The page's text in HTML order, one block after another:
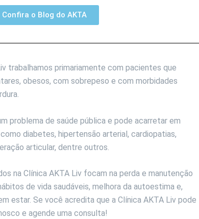
Confira o Blog do AKTA
trabalhamos primariamente com pacientes que
obesos, com sobrepeso e com morbidades
problema de saúde pública e pode acarretar em
diabetes, hipertensão arterial, cardiopatias,
articular, dentre outros.
na Clínica AKTA Liv focam na perda e manutenção
de vida saudáveis, melhora da autoestima e,
estar. Se você acredita que a Clínica AKTA Liv pode
e agende uma consulta!